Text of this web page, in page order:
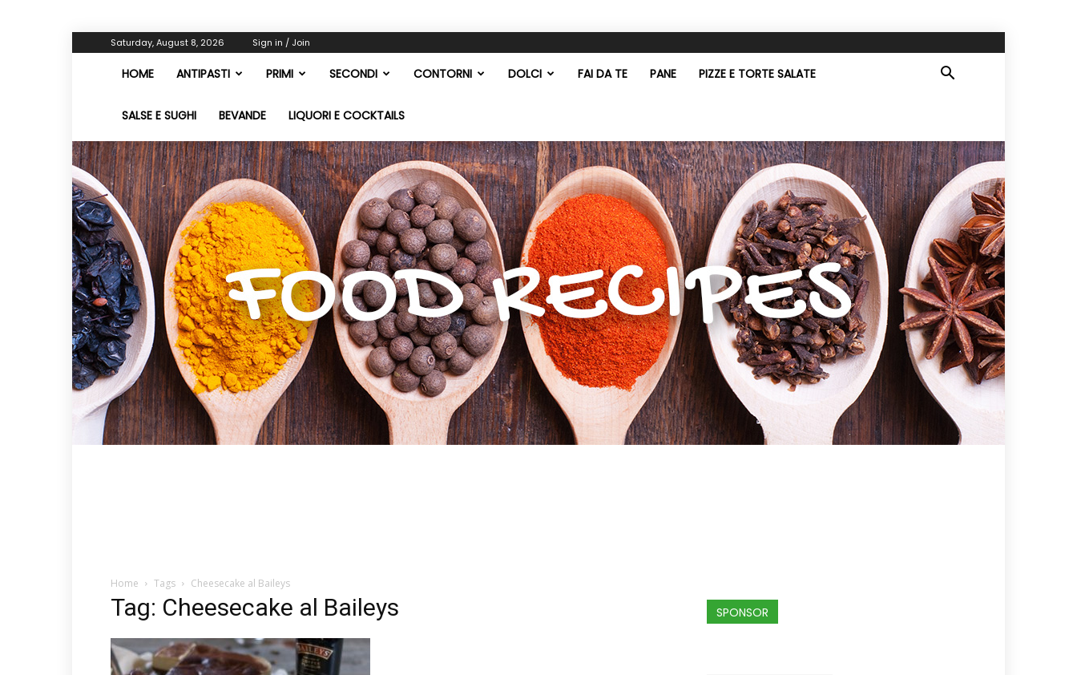
Saturday, August 8, 2026 Sign in / Join
HOME ANTIPASTI PRIMI SECONDI CONTORNI DOLCI FAI DA TE PANE PIZZE E TORTE SALATE
SALSE E SUGHI BEVANDE LIQUORI E COCKTAILS
Home Tags Cheesecake al Baileys
Tag: Cheesecake al Baileys SPONSOR